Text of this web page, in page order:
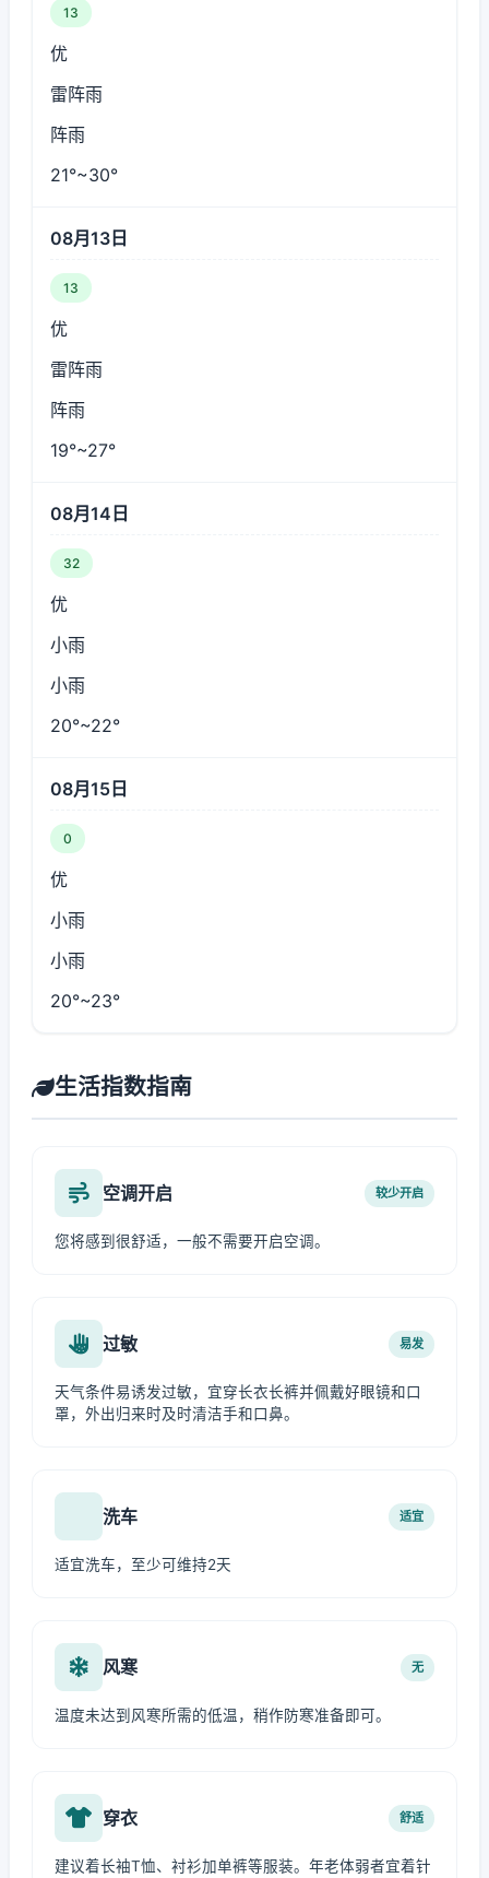
13
优
雷阵雨
阵雨
21°~30°
08月13日
13
优
雷阵雨
阵雨
19°~27°
08月14日
32
优
小雨
小雨
20°~22°
08月15日
0
优
小雨
小雨
20°~23°
生活指数指南
空调开启 较少开启
您将感到很舒适，一般不需要开启空调。
过敏 易发
天气条件易诱发过敏，宜穿长衣长裤并佩戴好眼镜和口
罩，外出归来时及时清洁手和口鼻。
洗车 适宜
适宜洗车，至少可维持2天
风寒 无
温度未达到风寒所需的低温，稍作防寒准备即可。
穿衣 舒适
建议着长袖T恤、衬衫加单裤等服装。年老体弱者宜着针